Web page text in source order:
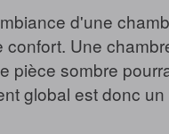
d'une
Une
pièce sombre
global est donc